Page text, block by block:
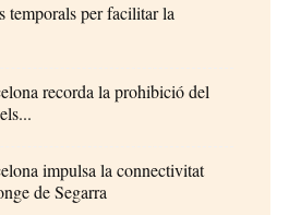
temporals per facilitar la
recorda la prohibició del
impulsa la connectivitat
de Segarra